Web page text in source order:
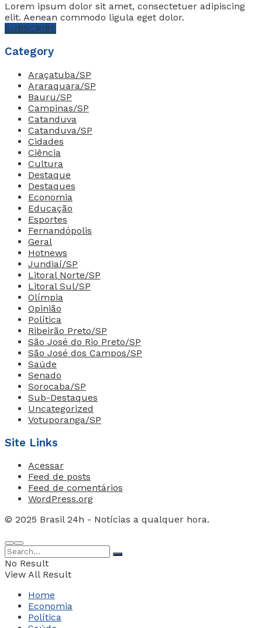
Lorem ipsum dolor sit amet, consectetuer adipiscing
elit. Aenean commodo ligula eget dolor.
SUBSCRIBE
Category
Araçatuba/SP
Araraquara/SP
Bauru/SP
Campinas/SP
Catanduva
Catanduva/SP
Cidades
Ciência
Cultura
Destaque
Destaques
Economia
Educação
Esportes
Fernandópolis
Geral
Hotnews
Jundiaí/SP
Litoral Norte/SP
Litoral Sul/SP
Olímpia
Opinião
Política
Ribeirão Preto/SP
São José do Rio Preto/SP
São José dos Campos/SP
Saúde
Senado
Sorocaba/SP
Sub-Destaques
Uncategorized
Votuporanga/SP
Site Links
Acessar
Feed de posts
Feed de comentários
WordPress.org
© 2025 Brasil 24h - Notícias a qualquer hora.
No Result
View All Result
Home
Economia
Política